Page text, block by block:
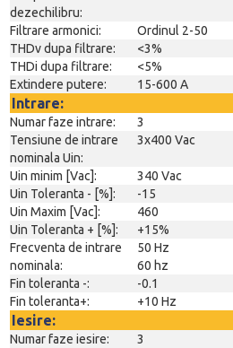
dezechilibru:
Filtrare armonici:
Ordinul 2-50
THDv dupa filtrare:
<3%
THDi dupa filtrare:
<5%
Extindere putere:
15-600 A
Intrare:
Numar faze intrare:
3
Tensiune de intrare
nominala Uin:
3x400 Vac
Uin minim [Vac]:
340 Vac
Uin Toleranta - [%]:
-15
Uin Maxim [Vac]:
460
Uin Toleranta + [%]:
+15%
Frecventa de intrare
nominala:
50 Hz
60 hz
Fin toleranta -:
-0.1
Fin toleranta+:
+10 Hz
Iesire:
Numar faze iesire:
3